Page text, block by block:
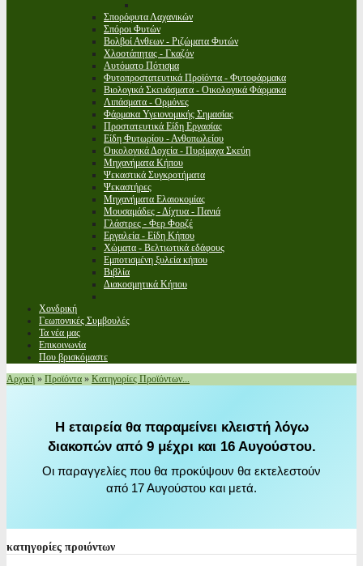
Σπορόφυτα Λαχανικών
Σπόροι Φυτών
Βολβοί Ανθεων - Ριζώματα Φυτών
Χλοοτάπητας - Γκαζόν
Αυτόματο Πότισμα
Φυτοπροστατευτικά Προϊόντα - Φυτοφάρμακα
Βιολογικά Σκευάσματα - Οικολογικά Φάρμακα
Λιπάσματα - Ορμόνες
Φάρμακα Υγειονομικής Σημασίας
Προστατευτικά Είδη Εργασίας
Είδη Φυτωρίου - Ανθοπωλείου
Οικολογικά Δοχεία - Πυρίμαχα Σκεύη
Μηχανήματα Κήπου
Ψεκαστικά Συγκροτήματα
Ψεκαστήρες
Μηχανήματα Ελαιοκομίας
Μουσαμάδες - Δίχτυα - Πανιά
Γλάστρες - Φερ Φορζέ
Εργαλεία - Είδη Κήπου
Χώματα - Βελτιωτικά εδάφους
Εμποτισμένη ξυλεία κήπου
Βιβλία
Διακοσμητικά Κήπου
Χονδρική
Γεωπονικές Συμβουλές
Τα νέα μας
Επικοινωνία
Που βρισκόμαστε
Αρχική » Προϊόντα » Κατηγορίες Προϊόντων...
Η εταιρεία θα παραμείνει κλειστή λόγω
διακοπών από 9 μέχρι και 16 Αυγούστου.
Οι παραγγελίες που θα προκύψουν θα εκτελεστούν
από 17 Αυγούστου και μετά.
κατηγορίες προιόντων